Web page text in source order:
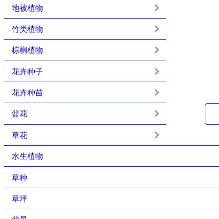
地被植物
竹类植物
棕榈植物
花卉种子
花卉种苗
盆花
草花
水生植物
草种
草坪